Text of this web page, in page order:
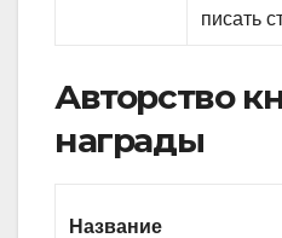
писать
Авторство
награды
Название